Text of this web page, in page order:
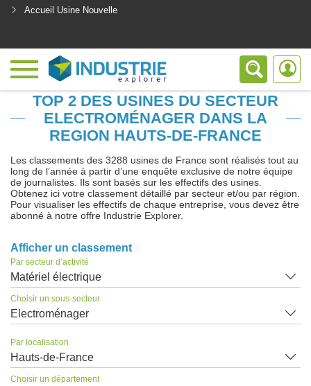
Accueil Usine Nouvelle
TOP 2 DES USINES DU SECTEUR
ELECTROMÉNAGER DANS LA
REGION HAUTS-DE-FRANCE
Les classements des 3288 usines de France sont réalisés tout au
long de l’année à partir d’une enquête exclusive de notre équipe
de journalistes. Ils sont basés sur les effectifs des usines.
Obtenez ici votre classement détaillé par secteur et/ou par région.
Pour visualiser les effectifs de chaque entreprise, vous devez être
abonné à notre offre Industrie Explorer.
Afficher un classement
Par secteur d’activité
Matériel électrique
Choisir un sous-secteur
Electroménager
Par localisation
Hauts-de-France
Choisir un département